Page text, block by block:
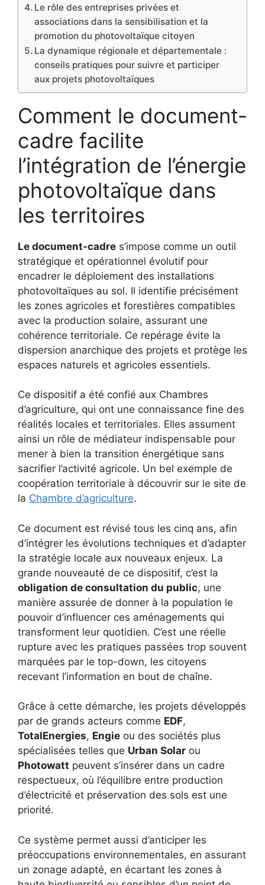
Le rôle des entreprises privées et
associations dans la sensibilisation et la
promotion du photovoltaïque citoyen
La dynamique régionale et départementale :
conseils pratiques pour suivre et participer
aux projets photovoltaïques
Comment le document-
cadre facilite
l’intégration de l’énergie
photovoltaïque dans
les territoires
Le document-cadre s’impose comme un outil
stratégique et opérationnel évolutif pour
encadrer le déploiement des installations
photovoltaïques au sol. Il identifie précisément
les zones agricoles et forestières compatibles
avec la production solaire, assurant une
cohérence territoriale. Ce repérage évite la
dispersion anarchique des projets et protège les
espaces naturels et agricoles essentiels.
Ce dispositif a été confié aux Chambres
d’agriculture, qui ont une connaissance fine des
réalités locales et territoriales. Elles assument
ainsi un rôle de médiateur indispensable pour
mener à bien la transition énergétique sans
sacrifier l’activité agricole. Un bel exemple de
coopération territoriale à découvrir sur le site de
la Chambre d’agriculture.
Ce document est révisé tous les cinq ans, afin
d’intégrer les évolutions techniques et d’adapter
la stratégie locale aux nouveaux enjeux. La
grande nouveauté de ce dispositif, c’est la
obligation de consultation du public, une
manière assurée de donner à la population le
pouvoir d’influencer ces aménagements qui
transforment leur quotidien. C’est une réelle
rupture avec les pratiques passées trop souvent
marquées par le top-down, les citoyens
recevant l’information en bout de chaîne.
Grâce à cette démarche, les projets développés
par de grands acteurs comme EDF,
TotalEnergies, Engie ou des sociétés plus
spécialisées telles que Urban Solar ou
Photowatt peuvent s’insérer dans un cadre
respectueux, où l’équilibre entre production
d’électricité et préservation des sols est une
priorité.
Ce système permet aussi d’anticiper les
préoccupations environnementales, en assurant
un zonage adapté, en écartant les zones à